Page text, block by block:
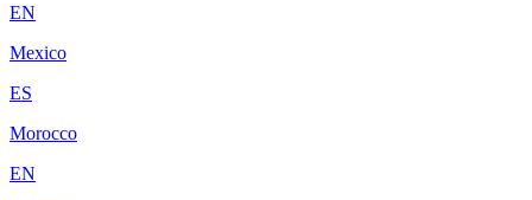
EN
Mexico
ES
Morocco
EN